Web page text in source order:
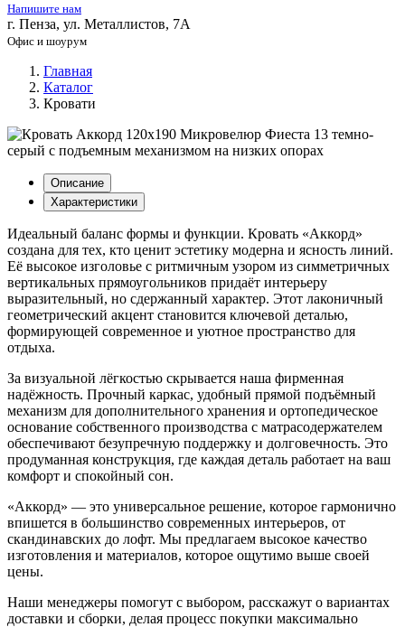
Напишите нам
г. Пенза, ул. Металлистов, 7А
Офис и шоурум
Главная
Каталог
Кровати
Описание
Характеристики
Идеальный баланс формы и функции. Кровать «Аккорд»
создана для тех, кто ценит эстетику модерна и ясность линий.
Её высокое изголовье с ритмичным узором из симметричных
вертикальных прямоугольников придаёт интерьеру
выразительный, но сдержанный характер. Этот лаконичный
геометрический акцент становится ключевой деталью,
формирующей современное и уютное пространство для
отдыха.
За визуальной лёгкостью скрывается наша фирменная
надёжность. Прочный каркас, удобный прямой подъёмный
механизм для дополнительного хранения и ортопедическое
основание собственного производства с матрасодержателем
обеспечивают безупречную поддержку и долговечность. Это
продуманная конструкция, где каждая деталь работает на ваш
комфорт и спокойный сон.
«Аккорд» — это универсальное решение, которое гармонично
впишется в большинство современных интерьеров, от
скандинавских до лофт. Мы предлагаем высокое качество
изготовления и материалов, которое ощутимо выше своей
цены.
Наши менеджеры помогут с выбором, расскажут о вариантах
доставки и сборки, делая процесс покупки максимально